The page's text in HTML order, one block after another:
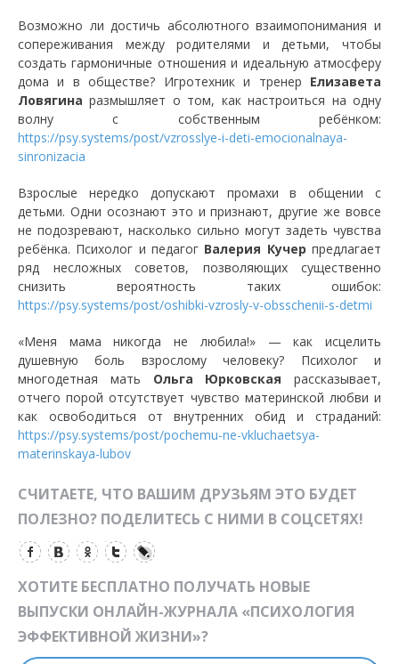
Возможно ли достичь абсолютного взаимопонимания и
сопереживания между родителями и детьми, чтобы
создать гармоничные отношения и идеальную атмосферу
дома и в обществе? Игротехник и тренер Елизавета
Ловягина размышляет о том, как настроиться на одну
волну с собственным ребёнком:
https://psy.systems/post/vzrosslye-i-deti-emocionalnaya-
sinronizacia
Взрослые нередко допускают промахи в общении с
детьми. Одни осознают это и признают, другие же вовсе
не подозревают, насколько сильно могут задеть чувства
ребёнка. Психолог и педагог Валерия Кучер предлагает
ряд несложных советов, позволяющих существенно
снизить вероятность таких ошибок:
https://psy.systems/post/oshibki-vzrosly-v-obsschenii-s-detmi
«Меня мама никогда не любила!» — как исцелить
душевную боль взрослому человеку? Психолог и
многодетная мать Ольга Юрковская рассказывает,
отчего порой отсутствует чувство материнской любви и
как освободиться от внутренних обид и страданий:
https://psy.systems/post/pochemu-ne-vkluchaetsya-
materinskaya-lubov
СЧИТАЕТЕ, ЧТО ВАШИМ ДРУЗЬЯМ ЭТО БУДЕТ
ПОЛЕЗНО? ПОДЕЛИТЕСЬ С НИМИ В СОЦСЕТЯХ!
ХОТИТЕ БЕСПЛАТНО ПОЛУЧАТЬ НОВЫЕ
ВЫПУСКИ ОНЛАЙН-ЖУРНАЛА «ПСИХОЛОГИЯ
ЭФФЕКТИВНОЙ ЖИЗНИ»?